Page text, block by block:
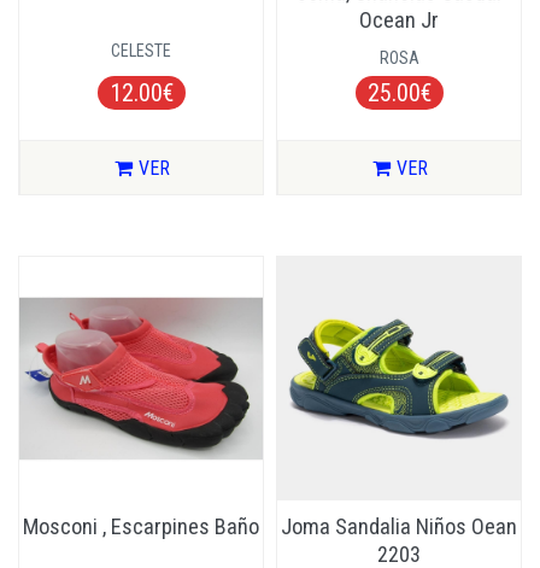
CELESTE
12.00€
VER
Ocean Jr
ROSA
25.00€
VER
Mosconi , Escarpines Baño
Joma Sandalia Niños Oean
2203